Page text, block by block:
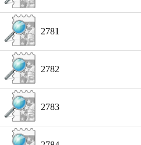
2781
2782
2783